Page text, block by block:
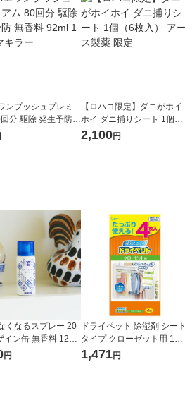
ンプッシュプレミ
分 駆除 発生予防
1個 フマキラー
【ロハコ限定】ダニがホイ
ホイ ダニ捕りシート 1個（6
枚入） アース製薬 限定
2,100円
くなるスプレー 20
イン缶 無香料 12時
剤 ワンプ
円
ドライペット 除湿剤 シート
タイプ クローゼット用 1袋
（4枚入） エステー
1,471円